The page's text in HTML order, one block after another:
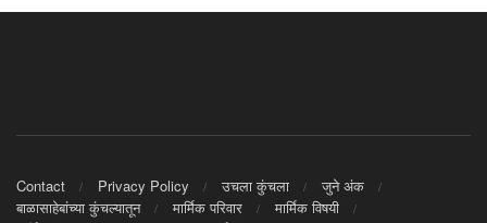
Contact Privacy Policy उचला कुंचला
जुने अंक
बाळासाहेबांच्या कुंचल्यातून
मार्मिक परिवार
मार्मिक विषयी